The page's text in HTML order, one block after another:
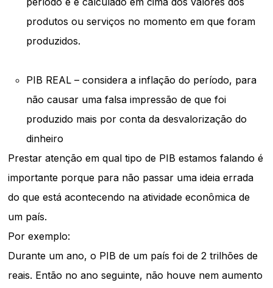
produtos ou serviços no momento em que foram
produzidos.
PIB REAL – considera a inflação do período, para
não causar uma falsa impressão de que foi
produzido mais por conta da desvalorização do
dinheiro
Prestar atenção em qual tipo de PIB estamos falando é
importante porque para não passar uma ideia errada
do que está acontecendo na atividade econômica de
um país.
Por exemplo:
Durante um ano, o PIB de um país foi de 2 trilhões de
reais. Então no ano seguinte, não houve nem aumento